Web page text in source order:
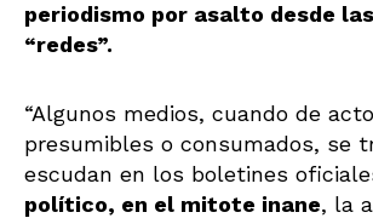
periodismo por asalto desde
“redes”.
“Algunos medios, cuando de
presumibles o consumados, se
escudan en los boletines
político, en el mitote inane, la